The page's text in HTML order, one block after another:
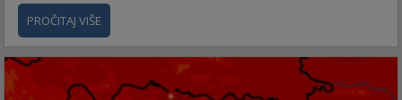
PROČITAJ VIŠE